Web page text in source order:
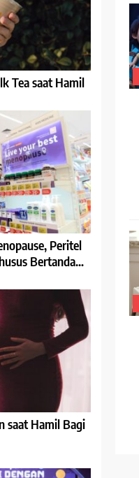
Tea saat Hamil
Peritel
Bertanda
saat Hamil Bagi